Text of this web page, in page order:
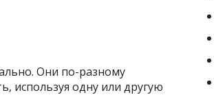
Они по-разному
используя одну или другую